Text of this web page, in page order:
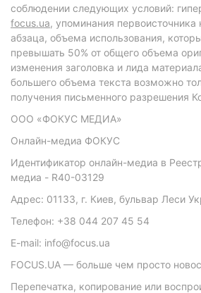
соблюдении следующих условий:
focus.ua, упоминания первоисточника
абзаца, объема использования,
превышать 50% от общего объема
изменения заголовка и лида
большего объема текста возможно
получения письменного разрешения
ООО «ФОКУС МЕДИА»
Онлайн-медиа ФОКУС
Идентификатор онлайн-медиа в
медиа - R40-03129
Адрес: 01133, г. Киев, бульвар Леси
Телефон: +38 044 207 45 54
E-mail: info@focus.ua
FOCUS.UA — больше чем просто
Перепечатка, копирование или